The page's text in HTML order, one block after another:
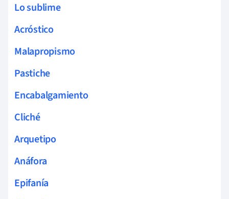
Lo sublime
Acróstico
Malapropismo
Pastiche
Encabalgamiento
Cliché
Arquetipo
Anáfora
Epifanía